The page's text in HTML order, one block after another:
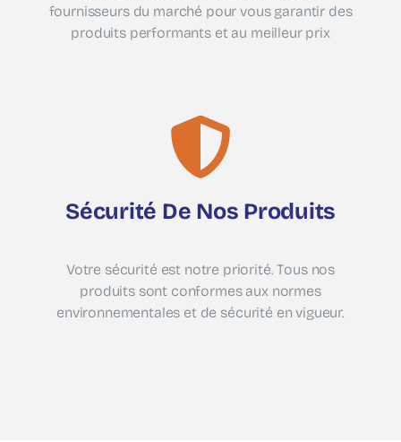
fournisseurs du marché pour vous garantir des
produits performants et au meilleur prix
Sécurité De Nos Produits
Votre sécurité est notre priorité. Tous nos
produits sont conformes aux normes
environnementales et de sécurité en vigueur.